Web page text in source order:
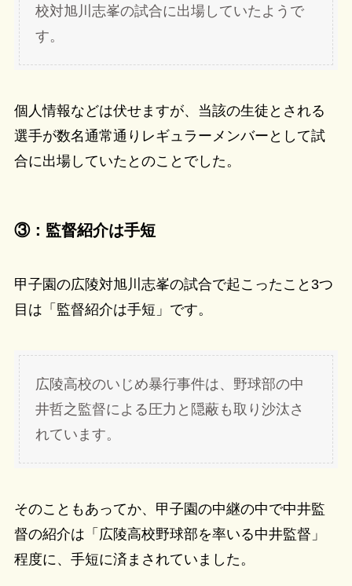
校対旭川志峯の試合に出場していたようで
す。
個人情報などは伏せますが、当該の生徒とされる
選手が数名通常通りレギュラーメンバーとして試
合に出場していたとのことでした。
③：監督紹介は手短
甲子園の広陵対旭川志峯の試合で起こったこと3つ
目は「監督紹介は手短」です。
広陵高校のいじめ暴行事件は、野球部の中
井哲之監督による圧力と隠蔽も取り沙汰さ
れています。
そのこともあってか、甲子園の中継の中で中井監
督の紹介は「広陵高校野球部を率いる中井監督」
程度に、手短に済まされていました。